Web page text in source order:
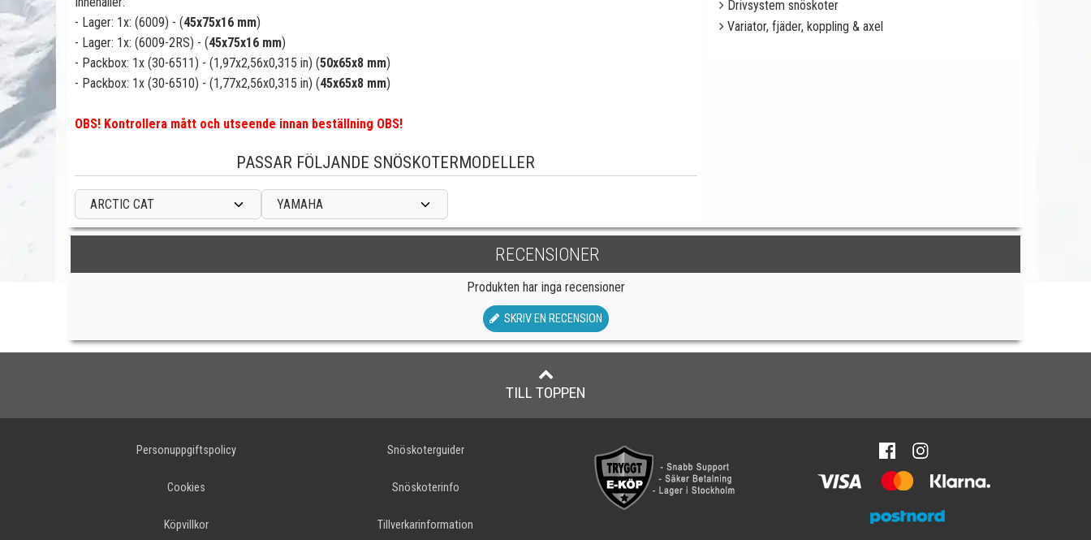
- Lager: 1x: (6009) - (45x75x16 mm)
- Lager: 1x: (6009-2RS) - (45x75x16 mm)
- Packbox: 1x (30-6511) - (1,97x2,56x0,315 in) (50x65x8 mm)
- Packbox: 1x (30-6510) - (1,77x2,56x0,315 in) (45x65x8 mm)
OBS! Kontrollera mått och utseende innan beställning OBS!
PASSAR FÖLJANDE SNÖSKOTERMODELLER
ARCTIC CAT YAMAHA
Drivsystem snöskoter
Variator, fjäder, koppling & axel
RECENSIONER
Produkten har inga recensioner
SKRIV EN RECENSION
TILL TOPPEN
Personuppgiftspolicy
Cookies
Köpvillkor
Snöskoterguider
Snöskoterinfo
Tillverkarinformation